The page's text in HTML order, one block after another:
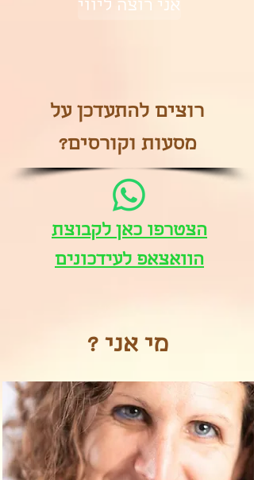
אני רוצה ליווי
רוצים להתעדכן על
מסעות וקורסים?
הצטרפו כאן לקבוצת
הוואצאפ לעידכונים
מי אני ?